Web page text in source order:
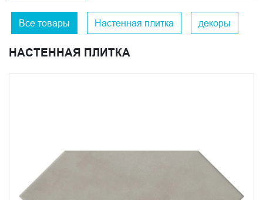
роскошный блеск платины и восхитительный
дамасский узор. Декоративная плитка привлекает на
себя внимание и подчеркивает эстетику фоновой
станет украшением ванной комнаты, гостиной и
Эльбе. Окунитесь в атмосферу Средиземноморья и
ощутите настоящее удовлетворение от фирменных
интерьерных решений.
Все товары Настенная плитка декоры
НАСТЕННАЯ ПЛИТКА